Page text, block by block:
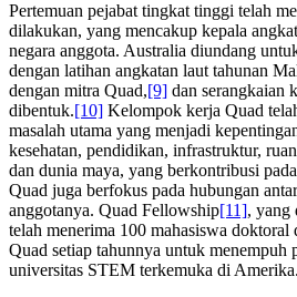
Pertemuan pejabat tingkat tinggi telah
dilakukan, yang mencakup kepala
negara anggota. Australia diundang
dengan latihan angkatan laut tahunan
dengan mitra Quad,[9] dan serangkaian
dibentuk.[10] Kelompok kerja Quad
masalah utama yang menjadi
kesehatan, pendidikan, infrastruktur,
dan dunia maya, yang berkontribusi
Quad juga berfokus pada hubungan
anggotanya. Quad Fellowship[11], yang
telah menerima 100 mahasiswa doktoral
Quad setiap tahunnya untuk menempuh
universitas STEM terkemuka di Amerika.